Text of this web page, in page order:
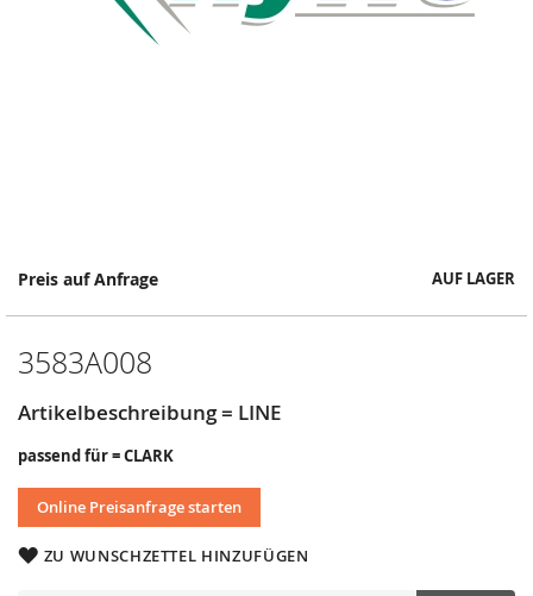
Preis auf Anfrage AUF LAGER
3583A008
Artikelbeschreibung = LINE
passend für = CLARK
Online Preisanfrage starten
ZU WUNSCHZETTEL HINZUFÜGEN
Springe
Anfang
Bildergalerie